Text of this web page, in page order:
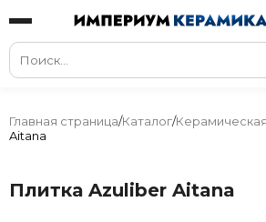
Главная страница/Каталог/
Aitana
Плитка Azuliber Aitana